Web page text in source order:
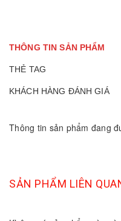
THÔNG TIN SẢN PHẨM
THẺ TAG
KHÁCH HÀNG ĐÁNH GIÁ
Thông tin sản phẩm đang
SẢN PHẨM LIÊN